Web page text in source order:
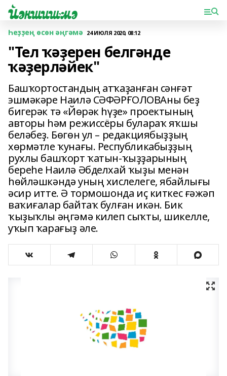
Һеҙҙең өсөн әңгәмә 24 ИЮЛЯ 2020, 08:12
"Тел ҡәҙерен белгәнде
ҡәҙерләйек"
Башҡортостандың атҡаҙанған сәнғәт
эшмәкәре Наилә СӘФӘРҒОЛОВАны беҙ
бигерәк тә «Йөрәк һүҙе» проектының
авторы һәм режиссёры булараҡ яҡшы
беләбеҙ. Бөгөн ул – редакциябыҙҙың
хөрмәтле ҡунағы. Республикабыҙҙың
рухлы башҡорт ҡатын-ҡыҙҙарының
береһе Наилә Әбделхай ҡыҙы менән
һөйләшкәндә уның хислелеге, ябайлығы
әсир итте. Ә тормошонда иҫ киткес ғәжәп
ваҡиғалар байтаҡ булған икән. Бик
ҡыҙыҡлы әңгәмә килеп сыҡты, шикелле,
уҡып ҡарағыҙ әле.